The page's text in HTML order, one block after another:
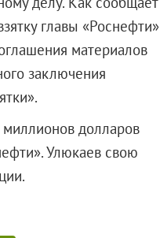
главы «Роснефти»
материалов
заключения
долларов
Улюкаев свою